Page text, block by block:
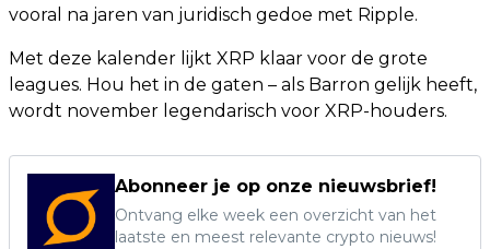
vooral na jaren van juridisch gedoe met Ripple.
Met deze kalender lijkt XRP klaar voor de grote
leagues. Hou het in de gaten – als Barron gelijk heeft,
wordt november legendarisch voor XRP-houders.
Abonneer je op onze nieuwsbrief!
Ontvang elke week een overzicht van het
laatste en meest relevante crypto nieuws!